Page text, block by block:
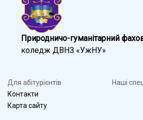
Природничо-гуманітарний
коледж ДВНЗ «УжНУ»
Для абітурієнтів
Контакти
Карта сайту
Наші